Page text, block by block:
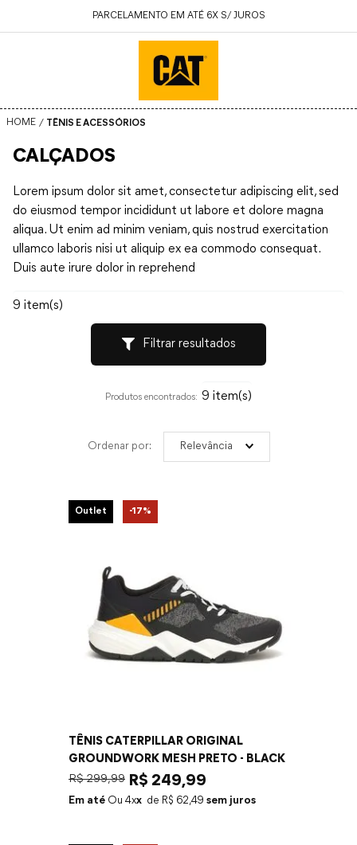
PARCELAMENTO EM ATÉ 6X S/ JUROS
TÊNIS E ACESSÓRIOS
CALÇADOS
Lorem ipsum dolor sit amet, consectetur adipiscing elit, sed
do eiusmod tempor incididunt ut labore et dolore magna
aliqua. Ut enim ad minim veniam, quis nostrud exercitation
ullamco laboris nisi ut aliquip ex ea commodo consequat.
Duis aute irure dolor in reprehend
9
9
Relevância
Outlet -17%
TÊNIS CATERPILLAR ORIGINAL
GROUNDWORK MESH PRETO - BLACK
R$ 299,99 R$ 249,99
Em até 4 x R$ 62,49 sem juros